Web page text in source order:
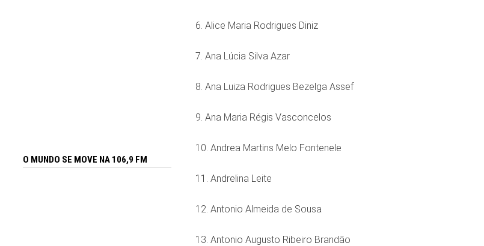
6. Alice Maria Rodrigues Diniz
7. Ana Lúcia Silva Azar
8. Ana Luiza Rodrigues Bezelga Assef
9. Ana Maria Régis Vasconcelos
10. Andrea Martins Melo Fontenele
11. Andrelina Leite
12. Antonio Almeida de Sousa
13. Antonio Augusto Ribeiro Brandão
O MUNDO SE MOVE NA 106,9 FM